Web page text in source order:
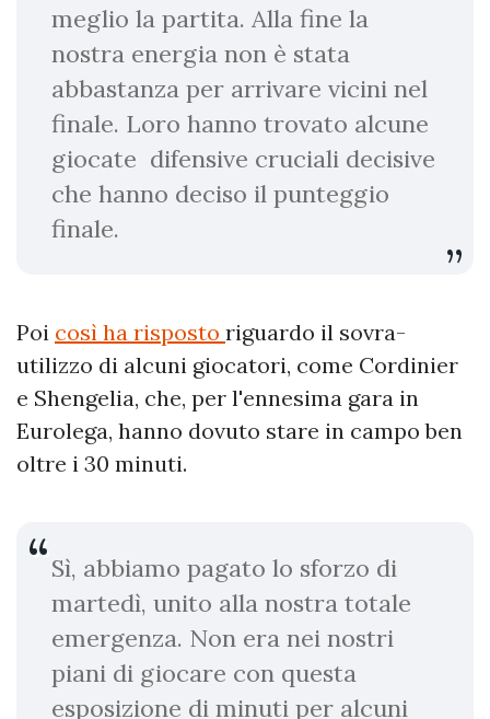
meglio la partita. Alla fine la
nostra energia non è stata
abbastanza per arrivare vicini nel
finale. Loro hanno trovato alcune
giocate difensive cruciali decisive
che hanno deciso il punteggio
finale.
Poi così ha risposto riguardo il sovra-
utilizzo di alcuni giocatori, come Cordinier
e Shengelia, che, per l'ennesima gara in
Eurolega, hanno dovuto stare in campo ben
oltre i 30 minuti.
Sì, abbiamo pagato lo sforzo di
martedì, unito alla nostra totale
emergenza. Non era nei nostri
piani di giocare con questa
esposizione di minuti per alcuni